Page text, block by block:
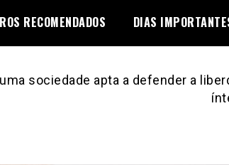
RECOMENDADOS DIAS
sociedade apta a defender a